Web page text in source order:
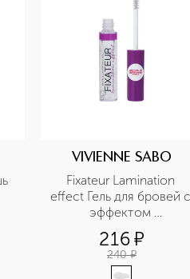
VIVIENNE SABO
Fixateur Lamination
effect Гель для бровей с
эффектом
ламинирования
216¤
240 ¤